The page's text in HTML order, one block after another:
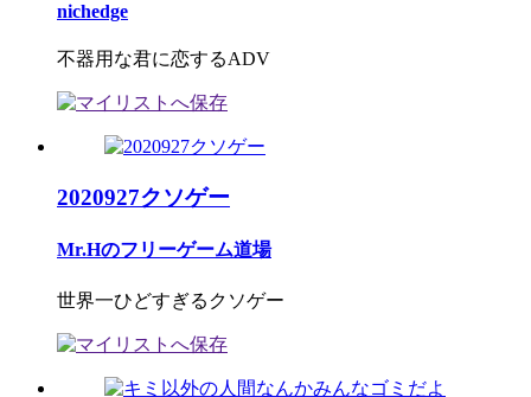
nichedge
不器用な君に恋するADV
2020927クソゲー
Mr.Hのフリーゲーム道場
世界一ひどすぎるクソゲー